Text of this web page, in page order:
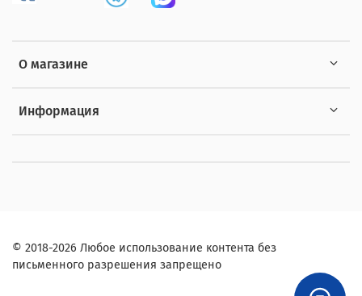
О магазине
Информация
© 2018-2026 Любое использование контента без
письменного разрешения запрещено